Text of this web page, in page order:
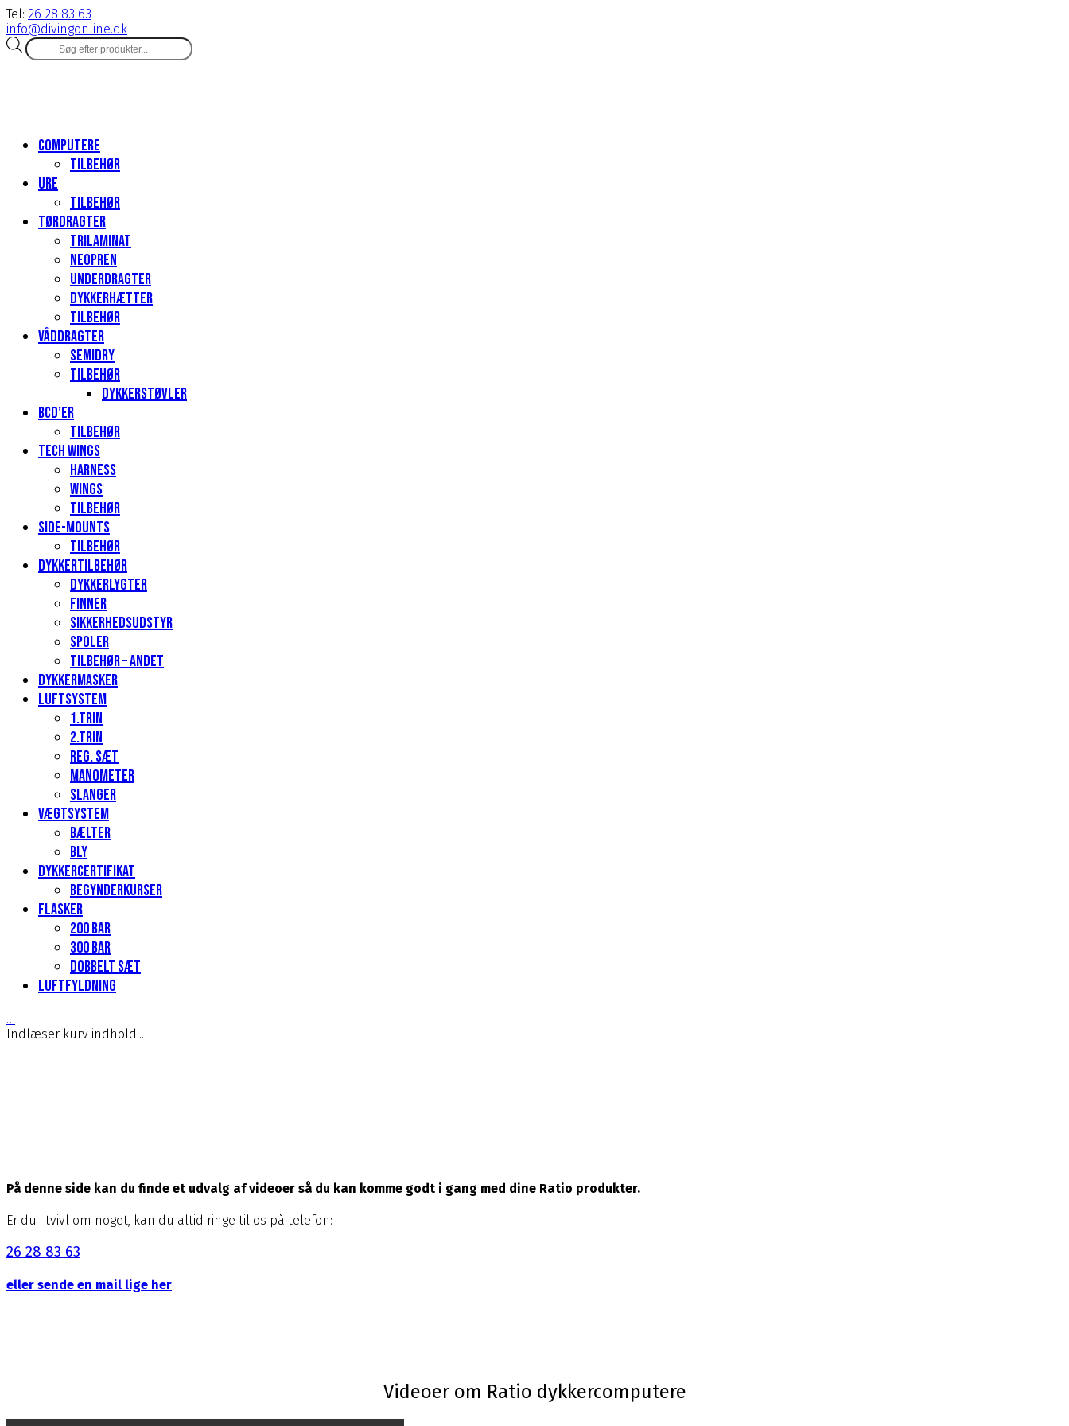
Tel: 26 28 83 63
info@divingonline.dk
Products
search
Computere
Tilbehør
Ure
Tilbehør
Tørdragter
Trilaminat
Neopren
Underdragter
Dykkerhætter
Tilbehør
Våddragter
Semidry
Tilbehør
Dykkerstøvler
BCD’er
Tilbehør
Tech Wings
Harness
Wings
Tilbehør
Side-mounts
Tilbehør
Dykkertilbehør
Dykkerlygter
Finner
Sikkerhedsudstyr
Spoler
Tilbehør – andet
Dykkermasker
Luftsystem
1.Trin
2.Trin
Reg. sæt
Manometer
Slanger
Vægtsystem
Bælter
Bly
Dykkercertifikat
Begynderkurser
Flasker
200 Bar
300 bar
Dobbelt sæt
Luftfyldning
…
Indlæser kurv indhold...
På denne side kan du finde et udvalg af videoer så du kan komme godt i gang med dine Ratio produkter.
Er du i tvivl om noget, kan du altid ringe til os på telefon:
26 28 83 63
eller sende en mail lige her
Videoer om Ratio dykkercomputere